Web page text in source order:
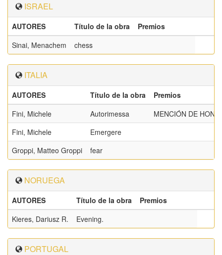
ISRAEL
AUTORES Título de la obra
Premios
Sinai, Menachem
chess
ITALIA
AUTORES Título de la obra
Premios
Fini, Michele
Autorimessa
MENCIÓN DE
Fini, Michele
Emergere
Groppi, Matteo Groppi
fear
NORUEGA
AUTORES Título de la obra
Premios
Kieres, Dariusz R.
Evening.
PORTUGAL